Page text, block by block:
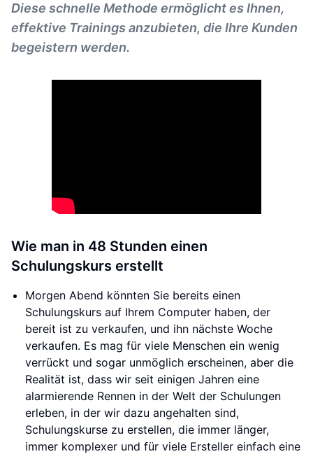
Diese schnelle Methode ermöglicht es Ihnen,
effektive Trainings anzubieten, die Ihre Kunden
begeistern werden.
Wie man in 48 Stunden einen
Schulungskurs erstellt
Morgen Abend könnten Sie bereits einen
Schulungskurs auf Ihrem Computer haben, der
bereit ist zu verkaufen, und ihn nächste Woche
verkaufen. Es mag für viele Menschen ein wenig
verrückt und sogar unmöglich erscheinen, aber die
Realität ist, dass wir seit einigen Jahren eine
alarmierende Rennen in der Welt der Schulungen
erleben, in der wir dazu angehalten sind,
Schulungskurse zu erstellen, die immer länger,
immer komplexer und für viele Ersteller einfach eine